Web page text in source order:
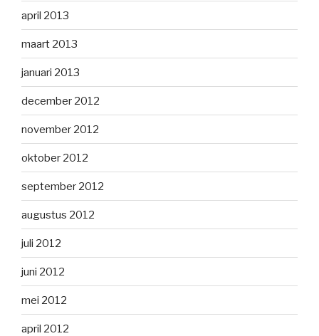
april 2013
maart 2013
januari 2013
december 2012
november 2012
oktober 2012
september 2012
augustus 2012
juli 2012
juni 2012
mei 2012
april 2012